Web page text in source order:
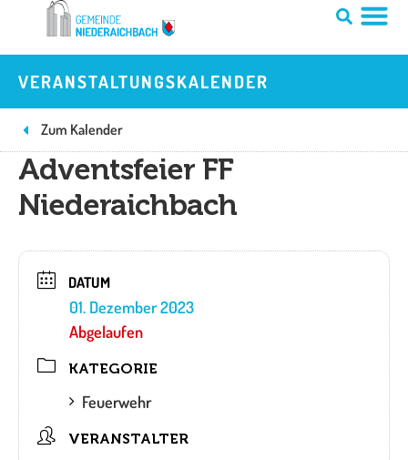
springen
VERANSTALTUNGSKALENDER
Zum Kalender
Adventsfeier FF
Niederaichbach
DATUM
01. Dezember 2023
Abgelaufen
KATEGORIE
Feuerwehr
VERANSTALTER